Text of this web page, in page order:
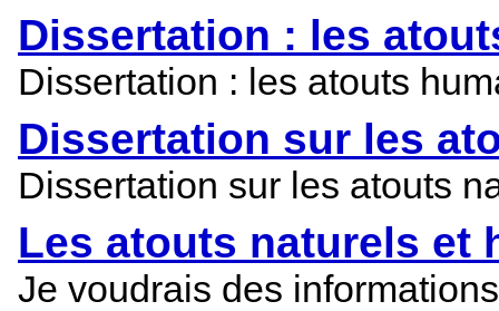
Dissertation : les
Dissertation : les atouts
Dissertation sur les
Dissertation sur les atouts
Les atouts naturels et
Je voudrais des